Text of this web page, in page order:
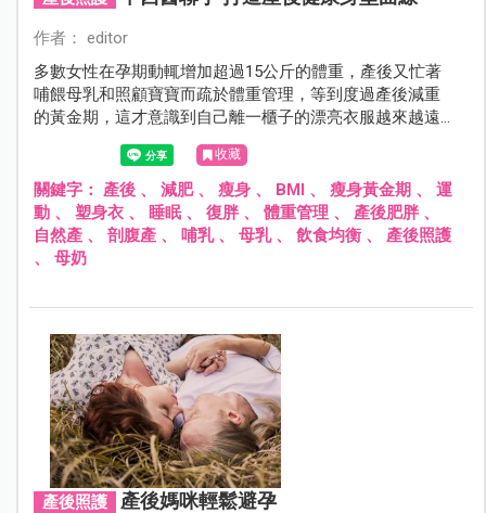
作者： editor
多數女性在孕期動輒增加超過15公斤的體重，產後又忙著
哺餵母乳和照顧寶寶而疏於體重管理，等到度過產後減重
的黃金期，這才意識到自己離一櫃子的漂亮衣服越來越遠…
雖然長輩常說一人吃兩人補，但孕期應該以怎樣的幅度增
重較為恰當？而產後又應該以怎樣的幅度逐步瘦身呢？
收藏
關鍵字： 產後、 減肥、 瘦身、 BMI 、 瘦身黃金期 、 運
動、 塑身衣、 睡眠、 復胖、 體重管理 、 產後肥胖、
自然產、 剖腹產、 哺乳、 母乳、 飲食均衡、 產後照護
、 母奶
產後照護 產後媽咪輕鬆避孕